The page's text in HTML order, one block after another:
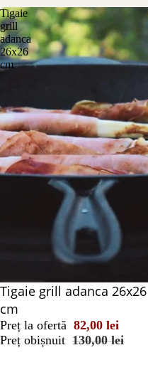
Tigaie
grill
adanca
26x26
cm
Reducere 37%
Tigaie grill adanca 26x26
cm
Preț la ofertă 82,00 lei
Preț obișnuit 130,00 lei